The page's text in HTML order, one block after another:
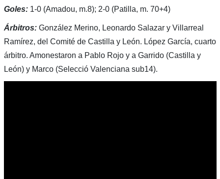
Goles:1-0 (Amadou, m.8); 2-0 (Patilla, m. 70+4)
Árbitros:González Merino, Leonardo Salazar y Villarreal
Ramírez, del Comité de Castilla y León. López García, cuarto
árbitro. Amonestaron a Pablo Rojo y a Garrido (Castilla y
León) y Marco (Selecció Valenciana sub14).